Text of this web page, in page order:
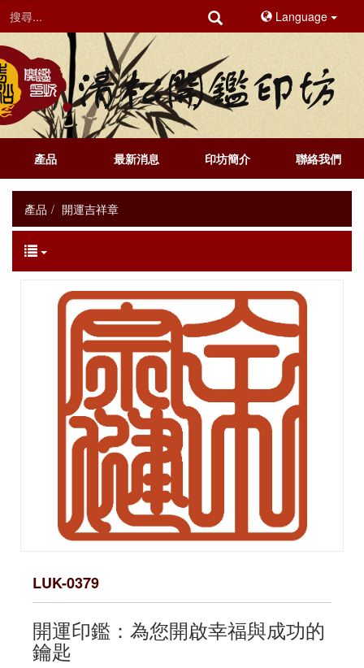
Language
產品 最新消息 印坊簡介 聯絡我們
產品 開運吉祥章
LUK-0379
開運印鑑：為您開啟幸福與成功的
鑰匙